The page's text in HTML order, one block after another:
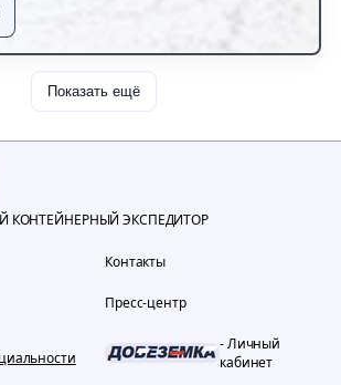
Показать ещё
КОНТЕЙНЕРНЫЙ ЭКСПЕДИТОР
Контакты
Пресс-центр
- Личный
кабинет